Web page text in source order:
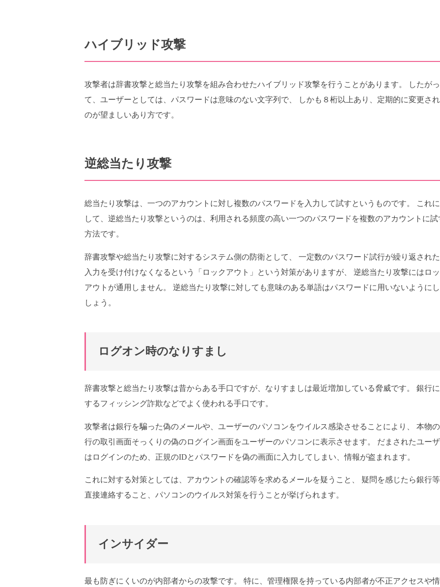
ハイブリッド攻撃
攻撃者は辞書攻撃と総当たり攻撃を組み合わせたハイブリッド攻撃を行うことがあります。 したがっ
て、ユーザーとしては、パスワードは意味のない文字列で、 しかも８桁以上あり、定期的に変更さ
のが望ましいあり方です。
逆総当たり攻撃
総当たり攻撃は、一つのアカウントに対し複数のパスワードを入力して試すというものです。 これ
して、逆総当たり攻撃というのは、利用される頻度の高い一つのパスワードを複数のアカウントに試
方法です。
辞書攻撃や総当たり攻撃に対するシステム側の防衛として、 一定数のパスワード試行が繰り返され
入力を受け付けなくなるという「ロックアウト」という対策がありますが、 逆総当たり攻撃にはロッ
アウトが通用しません。 逆総当たり攻撃に対しても意味のある単語はパスワードに用いないようにし
しょう。
ログオン時のなりすまし
辞書攻撃と総当たり攻撃は昔からある手口ですが、なりすましは最近増加している脅威です。 銀行
するフィッシング詐欺などでよく使われる手口です。
攻撃者は銀行を騙った偽のメールや、ユーザーのパソコンをウイルス感染させることにより、 本物
行の取引画面そっくりの偽のログイン画面をユーザーのパソコンに表示させます。 だまされたユー
はログインのため、正規のIDとパスワードを偽の画面に入力してしまい、情報が盗まれます。
これに対する対策としては、アカウントの確認等を求めるメールを疑うこと、 疑問を感じたら銀行
直接連絡すること、パソコンのウイルス対策を行うことが挙げられます。
インサイダー
最も防ぎにくいのが内部者からの攻撃です。 特に、管理権限を持っている内部者が不正アクセスや